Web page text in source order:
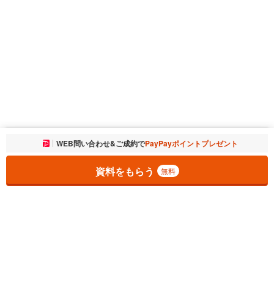
お気に入りに追加しました。 一覧を開く
WEB問い合わせ&ご成約でPayPayポイントプレゼント
資料をもらう 無料